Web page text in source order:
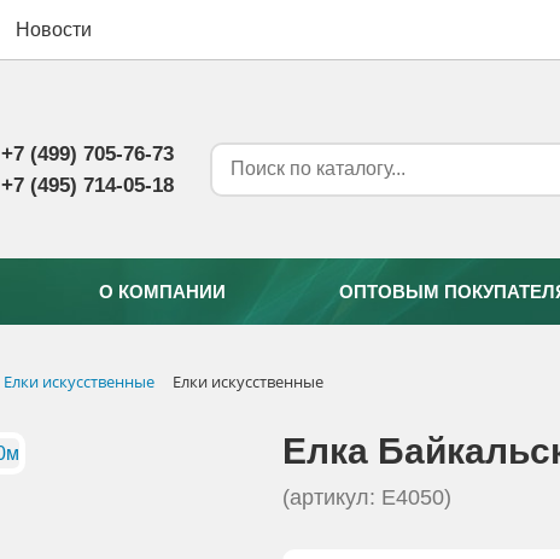
Новости
+7 (499) 705-76-73
+7 (495) 714-05-18‬
О КОМПАНИИ ОПТОВЫМ
Елки искусственные Елки искусственные
Елка
(артикул: E4050)